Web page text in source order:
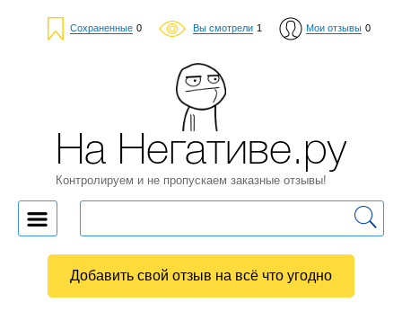
Сохраненные 0 Вы смотрели 1 Мои отзывы 0
На Негативе.ру
Контролируем и не пропускаем заказные отзывы!
Добавить свой отзыв на всё что угодно